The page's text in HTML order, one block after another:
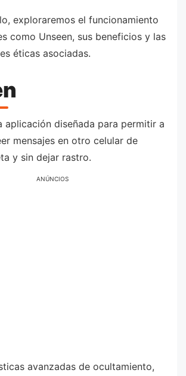
exploraremos el funcionamiento
como Unseen, sus beneficios y las
éticas asociadas.
aplicación diseñada para permitir a
mensajes en otro celular de
y sin dejar rastro.
ANÚNCIOS
avanzadas de ocultamiento,